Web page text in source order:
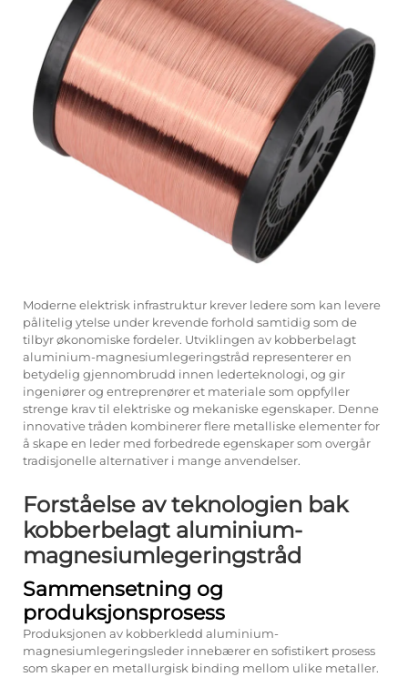
Moderne elektrisk infrastruktur krever ledere som kan levere
pålitelig ytelse under krevende forhold samtidig som de
tilbyr økonomiske fordeler. Utviklingen av kobberbelagt
aluminium-magnesiumlegeringstråd representerer en
betydelig gjennombrudd innen lederteknologi, og gir
ingeniører og entreprenører et materiale som oppfyller
strenge krav til elektriske og mekaniske egenskaper. Denne
innovative tråden kombinerer flere metalliske elementer for
å skape en leder med forbedrede egenskaper som overgår
tradisjonelle alternativer i mange anvendelser.
Forståelse av teknologien bak
kobberbelagt aluminium-
magnesiumlegeringstråd
Sammensetning og
produksjonsprosess
Produksjonen av kobberkledd aluminium-
magnesiumlegeringsleder innebærer en sofistikert prosess
som skaper en metallurgisk binding mellom ulike metaller.